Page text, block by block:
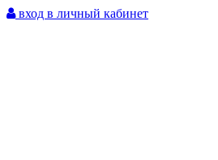
вход в личный кабинет